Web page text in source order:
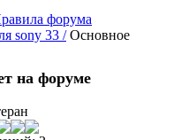
sony 33 / Основное